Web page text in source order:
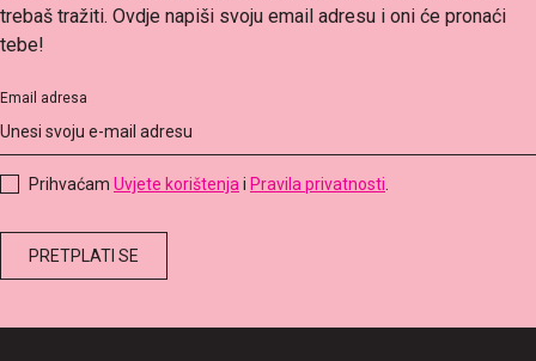
trebaš tražiti. Ovdje napiši svoju email adresu i oni će pronaći
tebe!
Email adresa
Prihvaćam Uvjete korištenja i Pravila privatnosti